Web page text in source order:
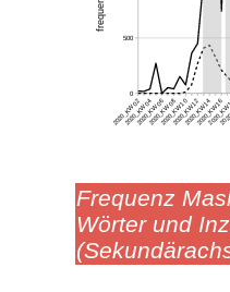
Frequenz
Wörter und